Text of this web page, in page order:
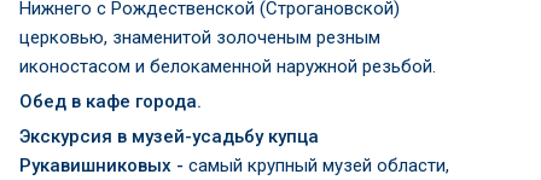
Нижнего с Рождественской (Строгановской)
церковью, знаменитой золоченым резным
иконостасом и белокаменной наружной резьбой.
Обед в кафе города.
Экскурсия в музей-усадьбу купца
Рукавишниковых - самый крупный музей области,